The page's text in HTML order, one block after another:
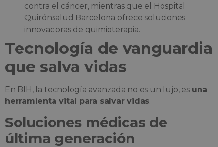
contra el cáncer, mientras que el Hospital
Quirónsalud Barcelona ofrece soluciones
innovadoras de quimioterapia.
Tecnología de vanguardia
que salva vidas
En BIH, la tecnología avanzada no es un lujo, es una
herramienta vital para salvar vidas.
Soluciones médicas de
última generación